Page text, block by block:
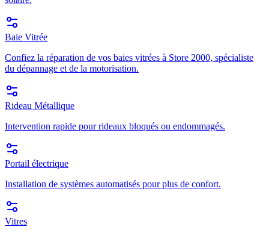
Baie Vitrée
Confiez la réparation de vos baies vitrées à Store 2000, spécialiste
du dépannage et de la motorisation.
Rideau Métallique
Intervention rapide pour rideaux bloqués ou endommagés.
Portail électrique
Installation de systèmes automatisés pour plus de confort.
Vitres